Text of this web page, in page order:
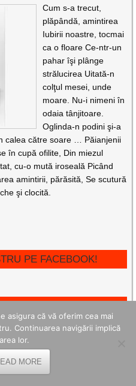
Cum s-a trecut,
plăpândă, amintirea
Iubirii noastre, tocmai
ca o floare Ce-ntr-un
pahar îşi plânge
strălucirea Uitată-n
colţul mesei, unde
moare. Nu-i nimeni în
odaia tânjitoare.
Oglinda-n podini şi-a
calea către soare … Păianjenii
în cupă ofilite, Din miezul
cu-o mută iroseală Picând
amintirii, părăsită, Se scutură
şi clocită.
PE FACEBOOK!
cu recunoștință față
Minerului, în capitala de
la Lupeni
de ziua lor printr-o
asigura că vă oferim cea mai
Continuarea navigării implică
lor.
MORE